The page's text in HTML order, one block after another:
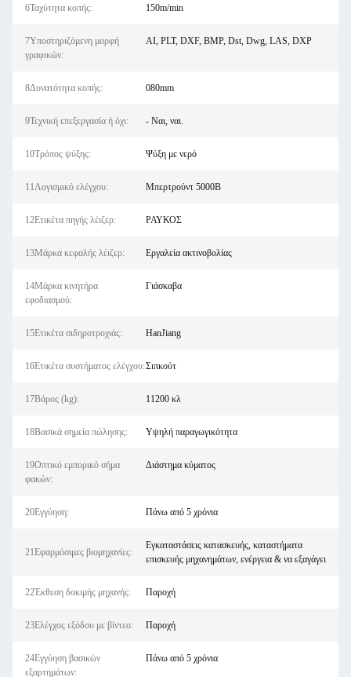
6Ταχύτητα κοπής: 150m/min
7Υποστηριζόμενη μορφή
γραφικών:
AI, PLT, DXF, BMP, Dst, Dwg, LAS, DXP
8Δυνατότητα κοπής: 080mm
9Τεχνική επεξεργασία ή όχι: - Ναι, ναι.
10Τρόπος ψύξης: Ψύξη με νερό
11Λογισμικό ελέγχου: Μπερτρούντ 5000Β
12Ετικέτα πηγής λέιζερ: ΡΑΥΚΟΣ
13Μάρκα κεφαλής λέιζερ: Εργαλεία ακτινοβολίας
14Μάρκα κινητήρα
εφοδιασμού:
Γιάσκαβα
15Ετικέτα σιδηροτροχιάς: HanJiang
16Ετικέτα συστήματος ελέγχου:Σιπκούτ
17Βάρος (kg): 11200 κλ
18Βασικά σημεία πώλησης: Υψηλή παραγωγικότητα
19Οπτικό εμπορικό σήμα
φακών:
Διάστημα κύματος
20Εγγύηση: Πάνω από 5 χρόνια
21Εφαρμόσιμες βιομηχανίες:
Εγκαταστάσεις κατασκευής, καταστήματα
επισκευής μηχανημάτων, ενέργεια & να εξαγάγει
22Έκθεση δοκιμής μηχανής: Παροχή
23Ελέγχος εξόδου με βίντεο: Παροχή
24Εγγύηση βασικών
εξαρτημάτων:
Πάνω από 5 χρόνια